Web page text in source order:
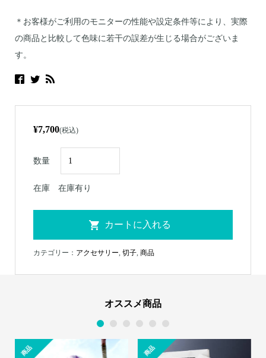
＊お客様がご利用のモニターの性能や設定条件等により、実際
の商品と比較して色味に若干の誤差が生じる場合がございま
す。
¥7,700(税込)
数量
在庫 在庫有り
カテゴリー： アクセサリー, 切子, 商品
オススメ商品
商品 商品
1